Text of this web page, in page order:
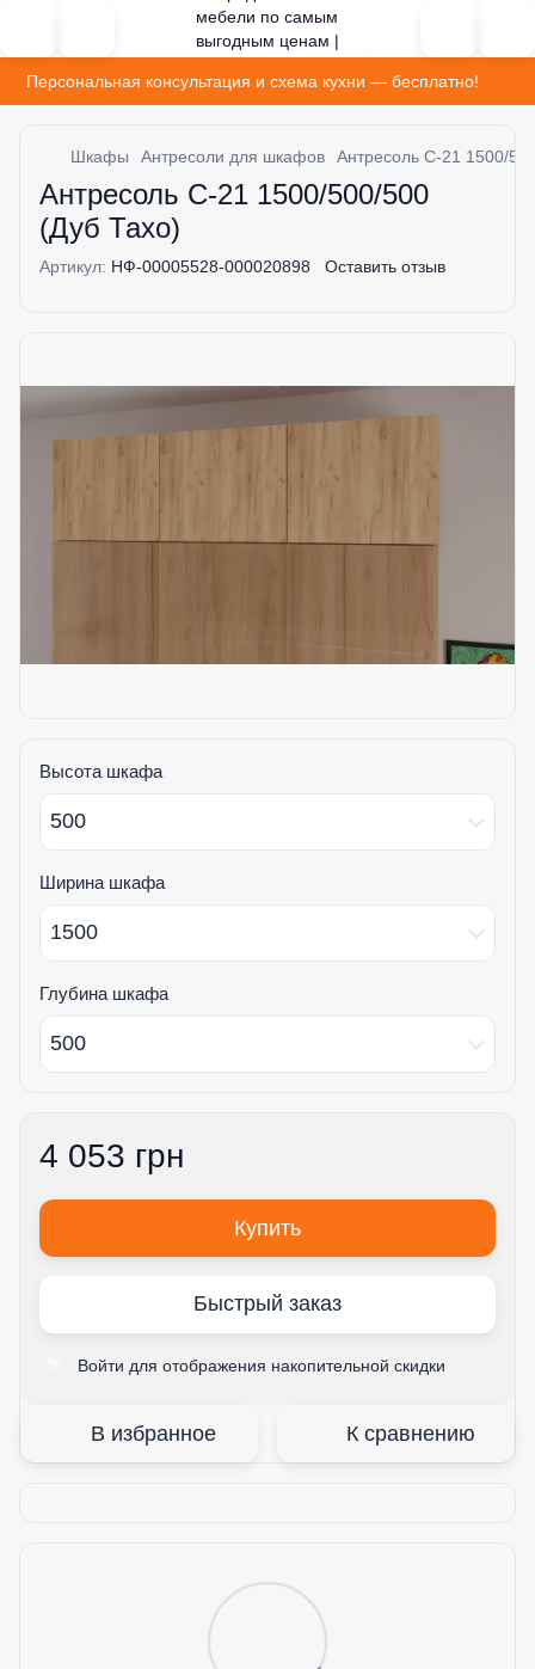
Персональная консультация и схема кухни — бесплатно!
Шкафы Антресоли для шкафов Антресоль С-21 1500/
Антресоль С-21 1500/500/500
(Дуб Тахо)
Артикул: НФ-00005528-000020898 Оставить отзыв
Высота шкафа
500
Ширина шкафа
1500
Глубина шкафа
500
4 053 грн
Купить
Быстрый заказ
Войти для отображения накопительной скидки
В избранное К сравнению